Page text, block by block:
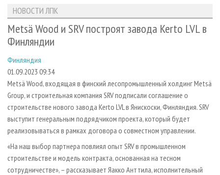
ЛЕСОЗАГОТОВКА
ЛЕСОПИЛЕНИЕ
СУШКА ДРЕВЕСИНЫ
ПРОИЗВОДСТВО ДРЕВЕСНЫХ ПЛИТ
ДЕРЕВЯННОЕ ДОМОСТРОЕНИЕ
ПРОИЗВОДСТВО МЕБЕЛИ
БИОЭНЕРГЕТИКА
ЦБП
ИНСТРУМЕНТ И МАТЕРИАЛЫ
НОВОСТИ ЛПК
НОВОСТИ ЖУРНАЛА
ПРОЕКТЫ ЛПИ
АНАЛИТИКА
ПРЕДПРИЯТИЯ ЛПК
ПЕРСОНЫ
МОБИЛЬНЫЕ ВЫСТАВКИ
ОФИЦИАЛЬНЫЕ ДЕЛЕГАЦИИ
ПРИОРИТЕТНЫЕ ИНВЕСТПРОЕКТЫ
RUSSIAN FORESTRY REVIEW
ГАЗЕТА ЛЕСПРОМФОРУМ
БИБЛИОТЕКА СПЕЦИАЛИСТА
АРХИВ
АРХИВ ЖУРНАЛОВ
О ЖУРНАЛЕ
КОНТАКТЫ
РЕКЛАМОДАТЕЛЯМ
РЕКЛАМА
РЕКЛАМА НА САЙТЕ
НОВОСТИ ЛПК
Metsä Wood и SRV построят завода Kerto LVL в
Финляндии
Финляндия
01.09.2023 09:34
Metsä Wood, входящая в финский лесопромышленный холдинг Metsä
Group, и строительная компания SRV подписали соглашение о
строительстве нового завода Kerto LVL в Янискоски, Финляндия. SRV
выступит генеральным подрядчиком проекта, который будет
реализовываться в рамках договора о совместном управлении.
«На наш выбор партнера повлиял опыт SRV в промышленном
строительстве и модель контракта, основанная на тесном
сотрудничестве», – рассказывает Яакко Анттила, исполнительный